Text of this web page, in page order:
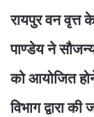
रायपुर वन वृत्त
पाण्डेय ने
को आयोजित
विभाग द्वारा